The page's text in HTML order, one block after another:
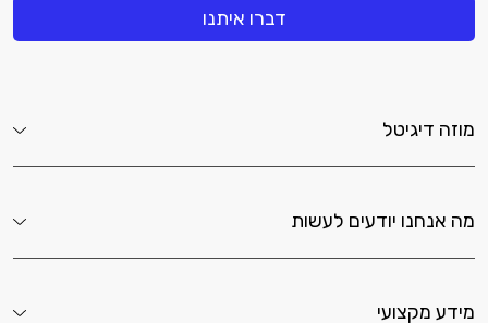
דברו איתנו
מוזה דיגיטל
מה אנחנו יודעים לעשות
מידע מקצועי